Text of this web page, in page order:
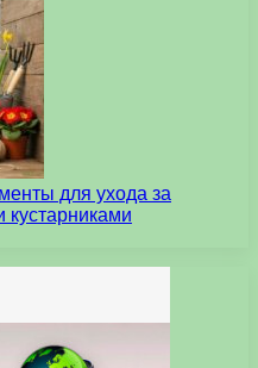
для ухода за
кустарниками